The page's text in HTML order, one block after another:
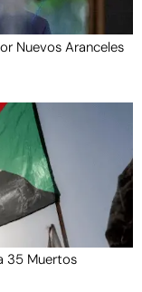
Nuevos Aranceles
35 Muertos